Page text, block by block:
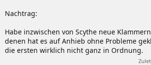
Nachtrag:
Habe inzwischen von Scythe neue
denen hat es auf Anhieb ohne Probleme
die ersten wirklich nicht ganz in Ordnung.